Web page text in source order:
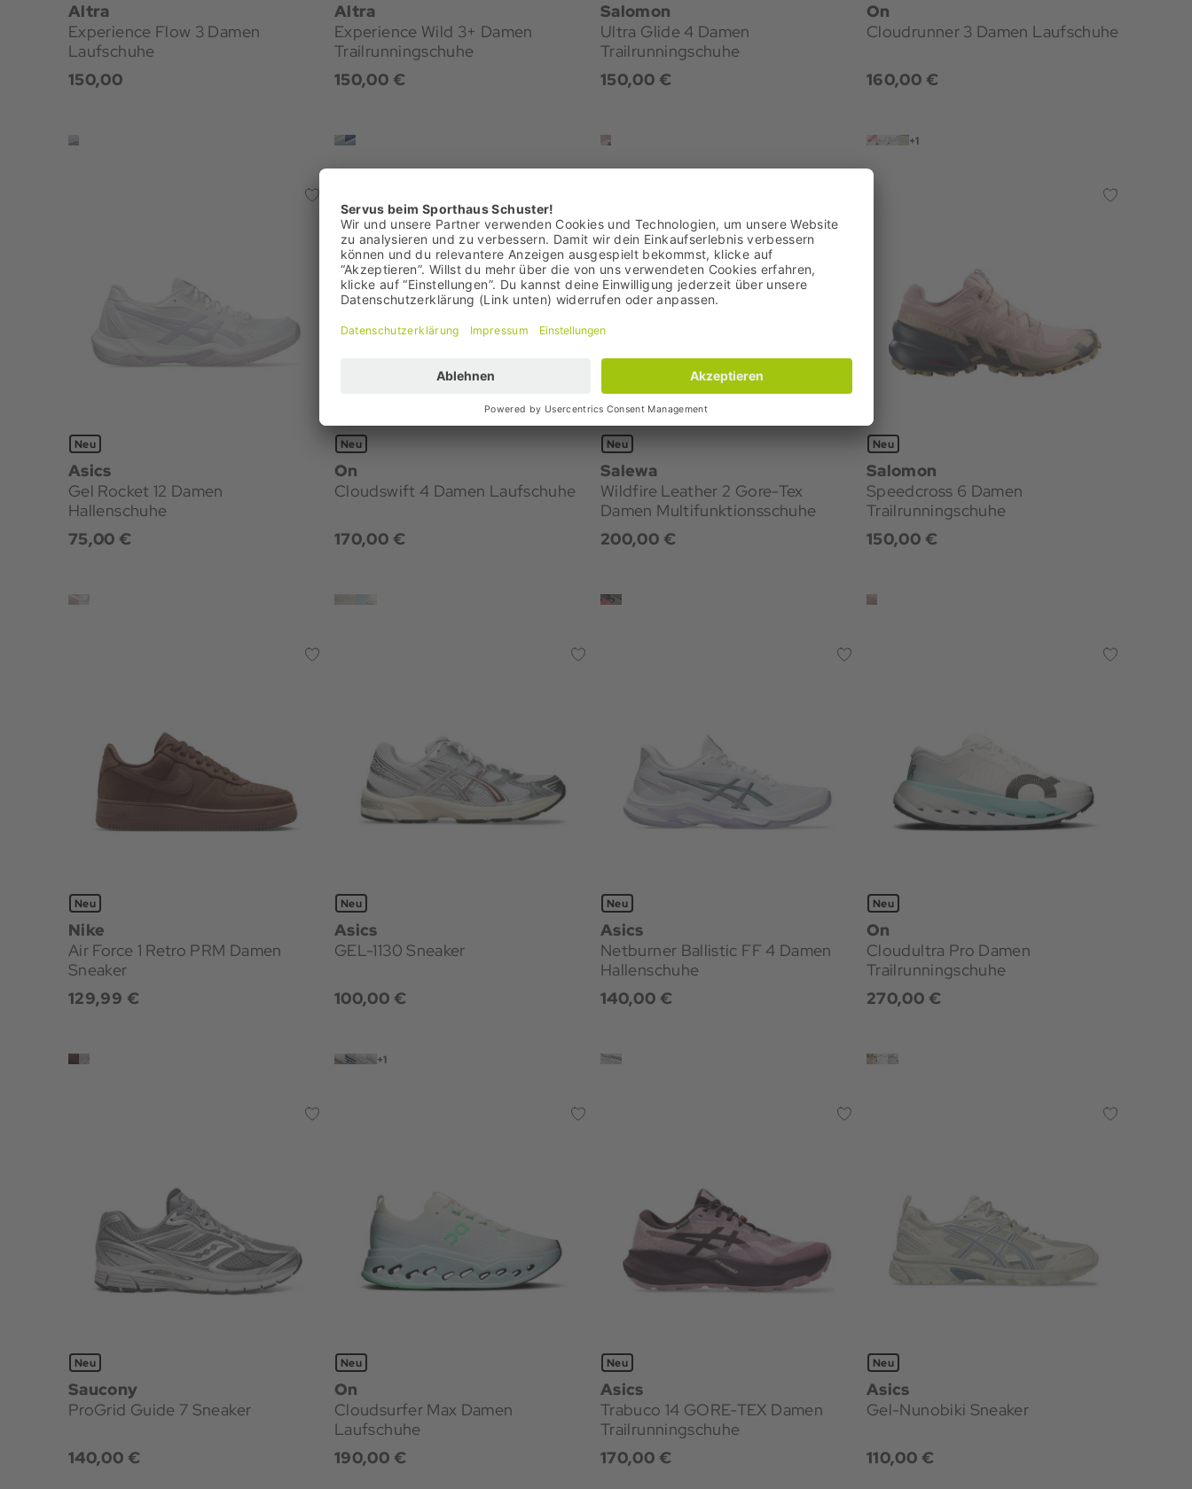
Altra
Experience Flow 3 Damen
Laufschuhe
150,00
Altra
Experience Wild 3+ Damen
Trailrunningschuhe
150,00 €
Salomon
Ultra Glide 4 Damen
Trailrunningschuhe
150,00 €
On
Cloudrunner 3 Damen Laufschuhe
160,00 €
+1
Neu
Asics
Gel Rocket 12 Damen
Hallenschuhe
75,00 €
Neu
On
Cloudswift 4 Damen Laufschuhe
170,00 €
Neu
Salewa
Wildfire Leather 2 Gore-Tex
Damen Multifunktionsschuhe
200,00 €
Neu
Salomon
Speedcross 6 Damen
Trailrunningschuhe
150,00 €
Neu
Nike
Air Force 1 Retro PRM Damen
Sneaker
129,99 €
Neu
Asics
GEL-1130 Sneaker
100,00 €
+1
Neu
Asics
Netburner Ballistic FF 4 Damen
Hallenschuhe
140,00 €
Neu
On
Cloudultra Pro Damen
Trailrunningschuhe
270,00 €
Neu
Saucony
ProGrid Guide 7 Sneaker
140,00 €
Neu
On
Cloudsurfer Max Damen
Laufschuhe
190,00 €
Neu
Asics
Trabuco 14 GORE-TEX Damen
Trailrunningschuhe
170,00 €
Neu
Asics
Gel-Nunobiki Sneaker
110,00 €